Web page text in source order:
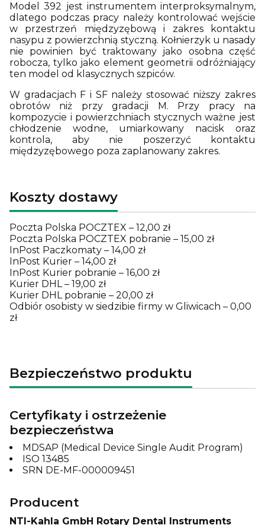
Model 392 jest instrumentem interproksymalnym,
dlatego podczas pracy należy kontrolować wejście
w przestrzeń międzyzębową i zakres kontaktu
nasypu z powierzchnią styczną. Kołnierzyk u nasady
nie powinien być traktowany jako osobna część
robocza, tylko jako element geometrii odróżniający
ten model od klasycznych szpiców.
W gradacjach F i SF należy stosować niższy zakres
obrotów niż przy gradacji M. Przy pracy na
kompozycie i powierzchniach stycznych ważne jest
chłodzenie wodne, umiarkowany nacisk oraz
kontrola, aby nie poszerzyć kontaktu
międzyzębowego poza zaplanowany zakres.
Koszty dostawy
Poczta Polska POCZTEX – 12,00 zł
Poczta Polska POCZTEX pobranie – 15,00 zł
InPost Paczkomaty – 14,00 zł
InPost Kurier – 14,00 zł
InPost Kurier pobranie – 16,00 zł
Kurier DHL – 19,00 zł
Kurier DHL pobranie – 20,00 zł
Odbiór osobisty w siedzibie firmy w Gliwicach – 0,00
zł
Bezpieczeństwo produktu
Certyfikaty i ostrzeżenie
bezpieczeństwa
MDSAP (Medical Device Single Audit Program)
ISO 13485
SRN DE-MF-000009451
Producent
NTI-Kahla GmbH Rotary Dental Instruments